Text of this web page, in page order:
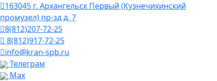
163045 г. Архангельск Первый (Кузнечихинский
промузел) пр-зд д. 7
8(812)207-72-25
8(812)917-72-25
info@kran-spb.ru
Телеграм
Max